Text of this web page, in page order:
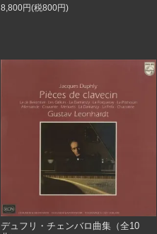
8,800円(税800円)
デュフリ・チェンバロ曲集（全10